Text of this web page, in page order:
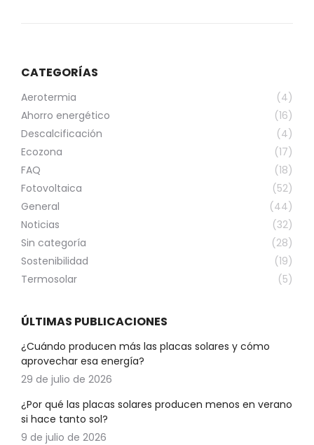
CATEGORÍAS
Aerotermia
(4)
Ahorro energético
(16)
Descalcificación
(4)
Ecozona
(17)
FAQ
(18)
Fotovoltaica
(52)
General
(44)
Noticias
(32)
Sin categoría
(28)
Sostenibilidad
(19)
Termosolar
(5)
ÚLTIMAS PUBLICACIONES
¿Cuándo producen más las placas solares y cómo
aprovechar esa energía?
29 de julio de 2026
¿Por qué las placas solares producen menos en verano
si hace tanto sol?
9 de julio de 2026